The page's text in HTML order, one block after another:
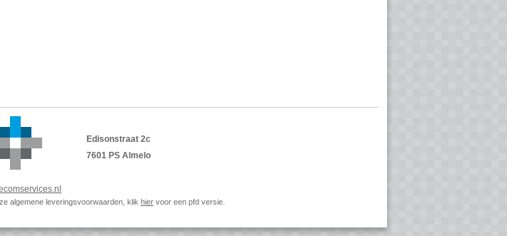
Edisonstraat 2c
7601 PS Almelo
algemene leveringsvoorwaarden, klik hier voor een pfd versie.